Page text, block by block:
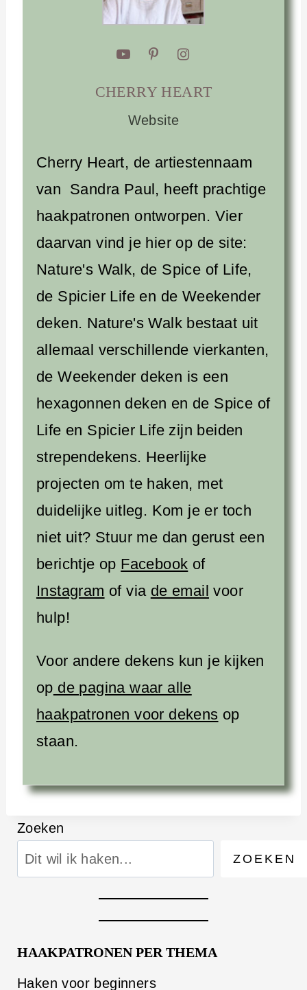
CHERRY HEART
Website
Cherry Heart, de artiestennaam
van Sandra Paul, heeft prachtige
haakpatronen ontworpen. Vier
daarvan vind je hier op de site:
Nature's Walk, de Spice of Life,
de Spicier Life en de Weekender
deken. Nature's Walk bestaat uit
allemaal verschillende vierkanten,
de Weekender deken is een
hexagonnen deken en de Spice of
Life en Spicier Life zijn beiden
strependekens. Heerlijke
projecten om te haken, met
duidelijke uitleg. Kom je er toch
niet uit? Stuur me dan gerust een
berichtje op Facebook of
Instagram of via de email voor
hulp!
Voor andere dekens kun je kijken
op de pagina waar alle
haakpatronen voor dekens op
staan.
Zoeken
ZOEKEN
HAAKPATRONEN PER THEMA
Haken voor beginners